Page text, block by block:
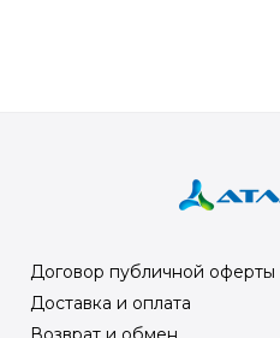
Договор публичной оферты
Доставка и оплата